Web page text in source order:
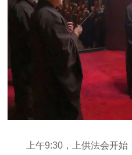
上午9:30，上供法会开